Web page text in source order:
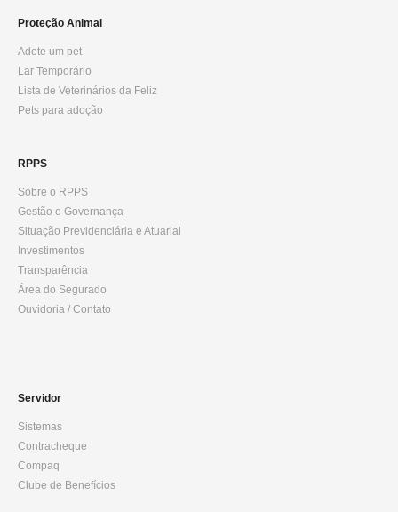
Proteção Animal
Adote um pet
Lar Temporário
Lista de Veterinários da Feliz
Pets para adoção
RPPS
Sobre o RPPS
Gestão e Governança
Situação Previdenciária e Atuarial
Investimentos
Transparência
Área do Segurado
Ouvidoria / Contato
Servidor
Sistemas
Contracheque
Compaq
Clube de Benefícios